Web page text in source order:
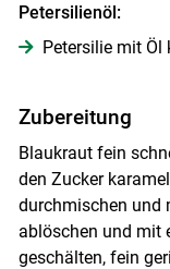
Petersilienöl:
Petersilie mit
Zubereitung
Blaukraut fein
den Zucker
durchmischen und
ablöschen und mit
geschälten, fein